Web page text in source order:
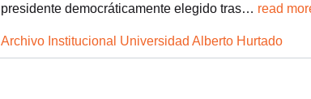
presidente democráticamente elegido tras… read
Archivo Institucional Universidad Alberto Hurtado